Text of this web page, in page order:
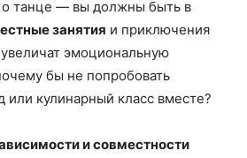
о танце — вы должны быть в
занятия и приключения
увеличат эмоциональную
бы не попробовать
или кулинарный класс вместе?
и совместности